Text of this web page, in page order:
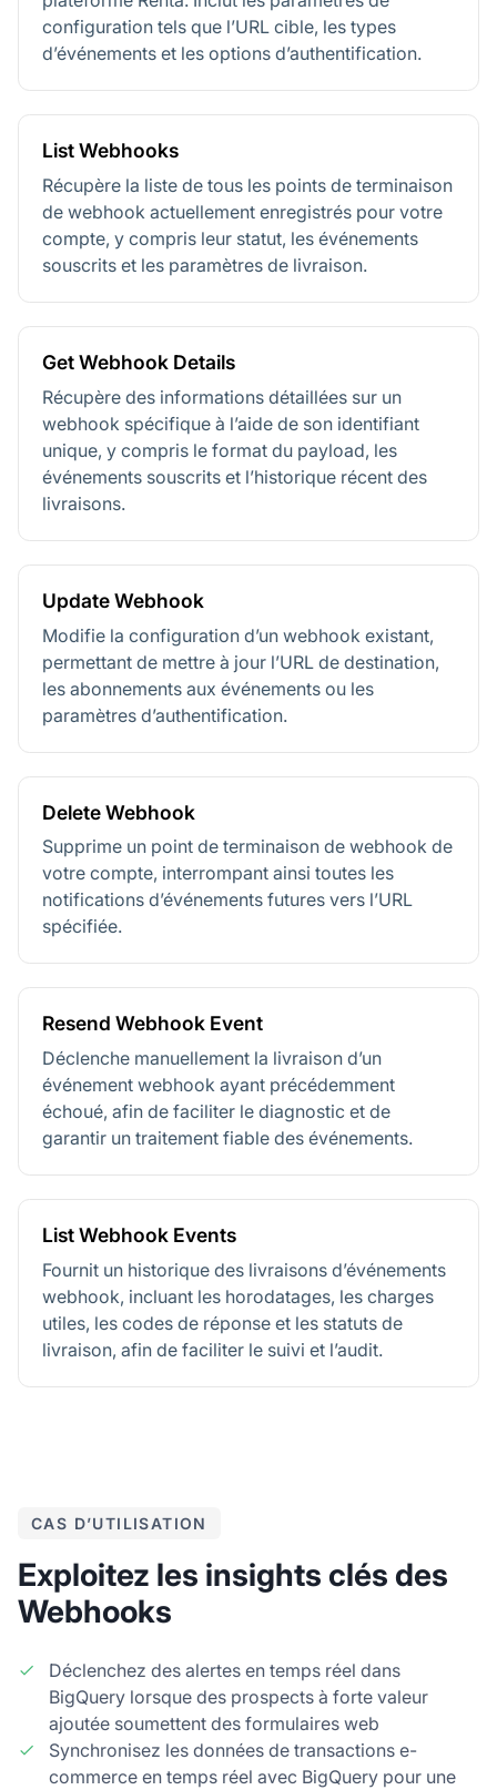
configuration tels que l’URL cible, les types
d’événements et les options d’authentification.
List Webhooks
Récupère la liste de tous les points de terminaison
de webhook actuellement enregistrés pour votre
compte, y compris leur statut, les événements
souscrits et les paramètres de livraison.
Get Webhook Details
Récupère des informations détaillées sur un
webhook spécifique à l’aide de son identifiant
unique, y compris le format du payload, les
événements souscrits et l’historique récent des
livraisons.
Update Webhook
Modifie la configuration d’un webhook existant,
permettant de mettre à jour l’URL de destination,
les abonnements aux événements ou les
paramètres d’authentification.
Delete Webhook
Supprime un point de terminaison de webhook de
votre compte, interrompant ainsi toutes les
notifications d’événements futures vers l’URL
spécifiée.
Resend Webhook Event
Déclenche manuellement la livraison d’un
événement webhook ayant précédemment
échoué, afin de faciliter le diagnostic et de
garantir un traitement fiable des événements.
List Webhook Events
Fournit un historique des livraisons d’événements
webhook, incluant les horodatages, les charges
utiles, les codes de réponse et les statuts de
livraison, afin de faciliter le suivi et l’audit.
CAS D’UTILISATION
Exploitez les insights clés des
Webhooks
Déclenchez des alertes en temps réel dans
BigQuery lorsque des prospects à forte valeur
ajoutée soumettent des formulaires web
Synchronisez les données de transactions e-
commerce en temps réel avec BigQuery pour une